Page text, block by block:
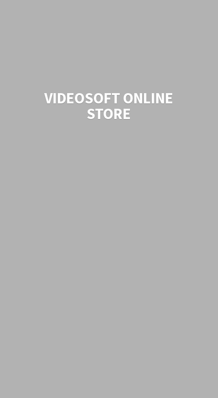
VIDEOSOFT ONLINE
STORE